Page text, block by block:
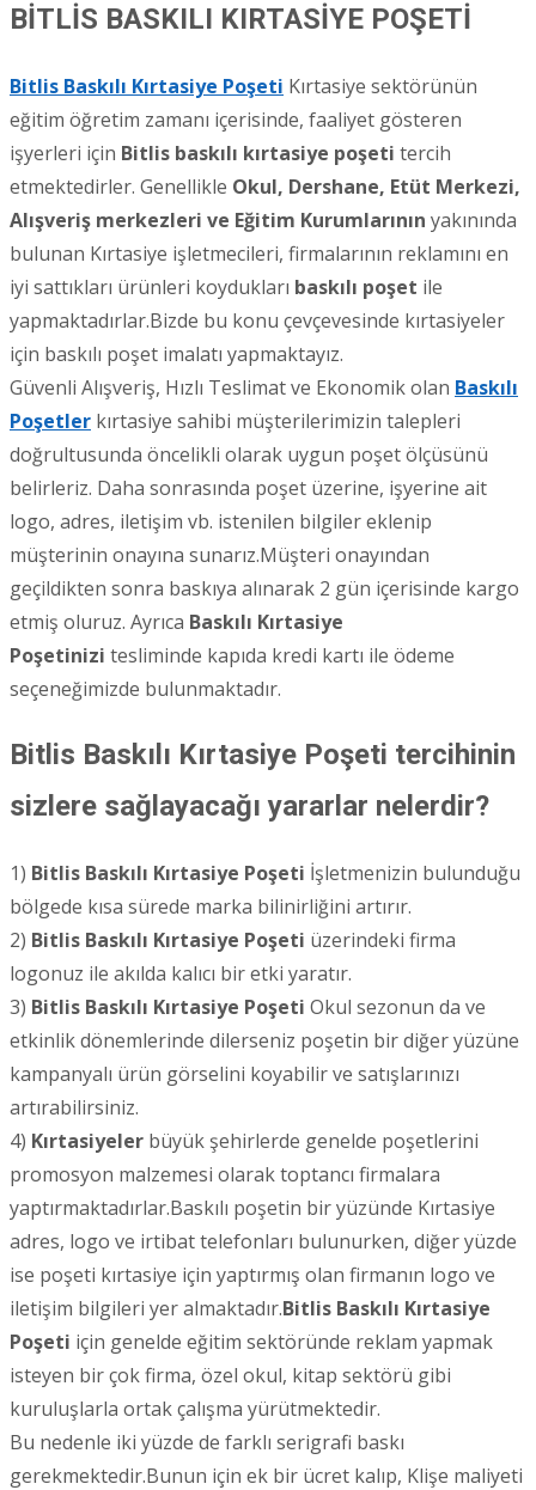
BİTLİS BASKILI KIRTASİYE POŞETİ
Bitlis Baskılı Kırtasiye Poşeti Kırtasiye sektörünün
eğitim öğretim zamanı içerisinde, faaliyet gösteren
işyerleri için Bitlis baskılı kırtasiye poşeti tercih
etmektedirler. Genellikle Okul, Dershane, Etüt Merkezi,
Alışveriş merkezleri ve Eğitim Kurumlarının yakınında
bulunan Kırtasiye işletmecileri, firmalarının reklamını en
iyi sattıkları ürünleri koydukları baskılı poşet ile
yapmaktadırlar.Bizde bu konu çevçevesinde kırtasiyeler
için baskılı poşet imalatı yapmaktayız.
Güvenli Alışveriş, Hızlı Teslimat ve Ekonomik olan Baskılı
Poşetler kırtasiye sahibi müşterilerimizin talepleri
doğrultusunda öncelikli olarak uygun poşet ölçüsünü
belirleriz. Daha sonrasında poşet üzerine, işyerine ait
logo, adres, iletişim vb. istenilen bilgiler eklenip
müşterinin onayına sunarız.Müşteri onayından
geçildikten sonra baskıya alınarak 2 gün içerisinde kargo
etmiş oluruz. Ayrıca Baskılı Kırtasiye
Poşetinizi tesliminde kapıda kredi kartı ile ödeme
seçeneğimizde bulunmaktadır.
Bitlis Baskılı Kırtasiye Poşeti tercihinin
sizlere sağlayacağı yararlar nelerdir?
1) Bitlis Baskılı Kırtasiye Poşeti İşletmenizin bulunduğu
bölgede kısa sürede marka bilinirliğini artırır.
2) Bitlis Baskılı Kırtasiye Poşeti üzerindeki firma
logonuz ile akılda kalıcı bir etki yaratır.
3) Bitlis Baskılı Kırtasiye Poşeti Okul sezonun da ve
etkinlik dönemlerinde dilerseniz poşetin bir diğer yüzüne
kampanyalı ürün görselini koyabilir ve satışlarınızı
artırabilirsiniz.
4) Kırtasiyeler büyük şehirlerde genelde poşetlerini
promosyon malzemesi olarak toptancı firmalara
yaptırmaktadırlar.Baskılı poşetin bir yüzünde Kırtasiye
adres, logo ve irtibat telefonları bulunurken, diğer yüzde
ise poşeti kırtasiye için yaptırmış olan firmanın logo ve
iletişim bilgileri yer almaktadır.Bitlis Baskılı Kırtasiye
Poşeti için genelde eğitim sektöründe reklam yapmak
isteyen bir çok firma, özel okul, kitap sektörü gibi
kuruluşlarla ortak çalışma yürütmektedir.
Bu nedenle iki yüzde de farklı serigrafi baskı
gerekmektedir.Bunun için ek bir ücret kalıp, Klişe maliyeti